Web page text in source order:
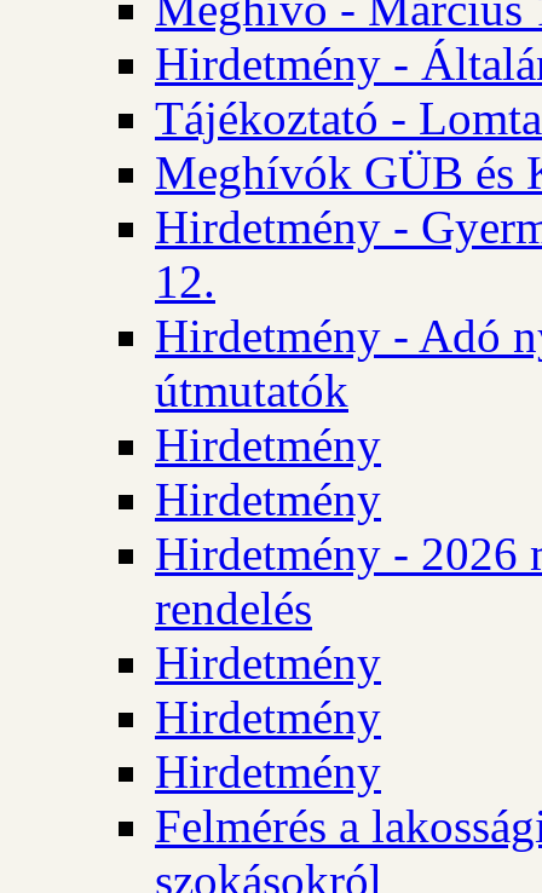
Hirdetmény -
Tájékoztató -
Meghívók GÜB és
Hirdetmény -
12.
Hirdetmény - Adó
útmutatók
Hirdetmény
Hirdetmény
Hirdetmény - 2026
rendelés
Hirdetmény
Hirdetmény
Hirdetmény
Felmérés a
szokásokról